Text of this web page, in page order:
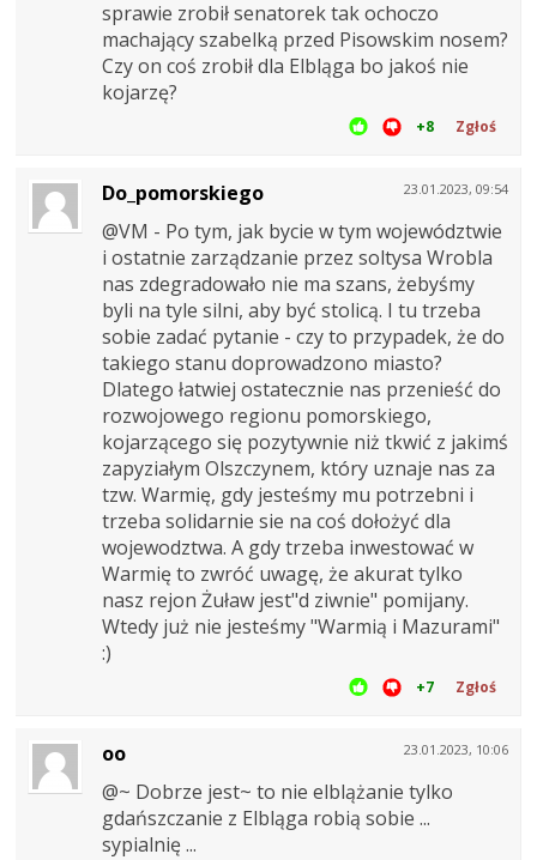
sprawie zrobił senatorek tak ochoczo
machający szabelką przed Pisowskim nosem?
Czy on coś zrobił dla Elbląga bo jakoś nie
kojarzę?
+8 Zgłoś
23.01.2023, 09:54
Do_pomorskiego
@VM - Po tym, jak bycie w tym województwie
i ostatnie zarządzanie przez soltysa Wrobla
nas zdegradowało nie ma szans, żebyśmy
byli na tyle silni, aby być stolicą. I tu trzeba
sobie zadać pytanie - czy to przypadek, że do
takiego stanu doprowadzono miasto?
Dlatego łatwiej ostatecznie nas przenieść do
rozwojowego regionu pomorskiego,
kojarzącego się pozytywnie niż tkwić z jakimś
zapyziałym Olszczynem, który uznaje nas za
tzw. Warmię, gdy jesteśmy mu potrzebni i
trzeba solidarnie sie na coś dołożyć dla
wojewodztwa. A gdy trzeba inwestować w
Warmię to zwróć uwagę, że akurat tylko
nasz rejon Żuław jest"d ziwnie" pomijany.
Wtedy już nie jesteśmy "Warmią i Mazurami"
:)
+7 Zgłoś
23.01.2023, 10:06
oo
@~ Dobrze jest~ to nie elblążanie tylko
gdańszczanie z Elbląga robią sobie ...
sypialnię ...